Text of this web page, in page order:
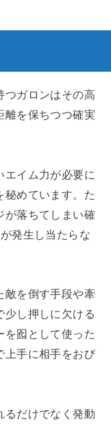
つガロンはその高
離を保ちつつ確実
エイム力が必要に
秘めています。た
が落ちてしまい確
発生し当たらな
敵を倒す手段や牽
少し押しに欠ける
を囮として使った
上手に相手をおび
るだけでなく発動